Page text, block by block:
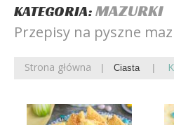
KATEGORIA:MAZURKI
Przepisy na pyszne
Strona główna Ciasta